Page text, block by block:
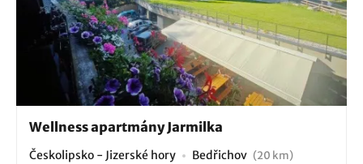
Wellness apartmány Jarmilka
Českolipsko - Jizerské hory Bedřichov (20 km)